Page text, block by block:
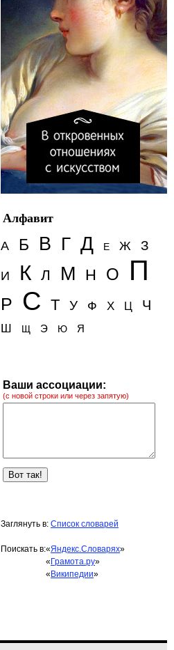
Алфавит
А
Б В Г Д Е Ж З
И К Л М Н О П
Р С Т У Ф Х Ц Ч
Ш Щ Э Ю Я
Ваши ассоциации:
(с новой строки или через запятую)
Заглянуть в: Список словарей
Поискать в:«Яндекс.Словарях»
« Грамота.ру»
« Википедии»